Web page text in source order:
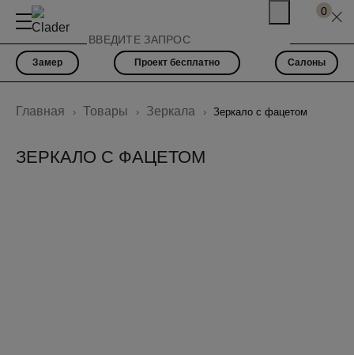
0
Замер Проект бесплатно Салоны
Главная Товары Зеркала Зеркало с фацетом
ЗЕРКАЛО С ФАЦЕТОМ